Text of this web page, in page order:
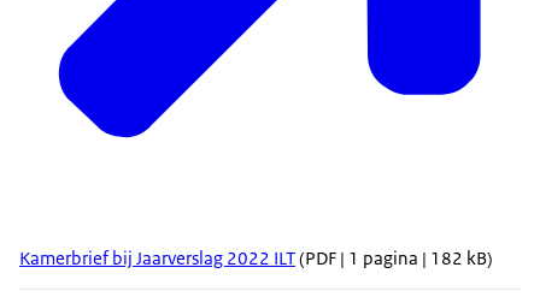
Kamerbrief bij Jaarverslag 2022 ILT(PDF | 1 pagina | 182 kB)